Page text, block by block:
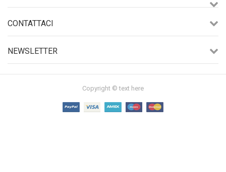
CONTATTACI
NEWSLETTER
Copyright © text here